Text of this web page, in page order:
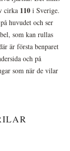
cirka 110 i Sverige.
huvudet och ser
som kan rullas
är första benparet
och på
som när de vilar